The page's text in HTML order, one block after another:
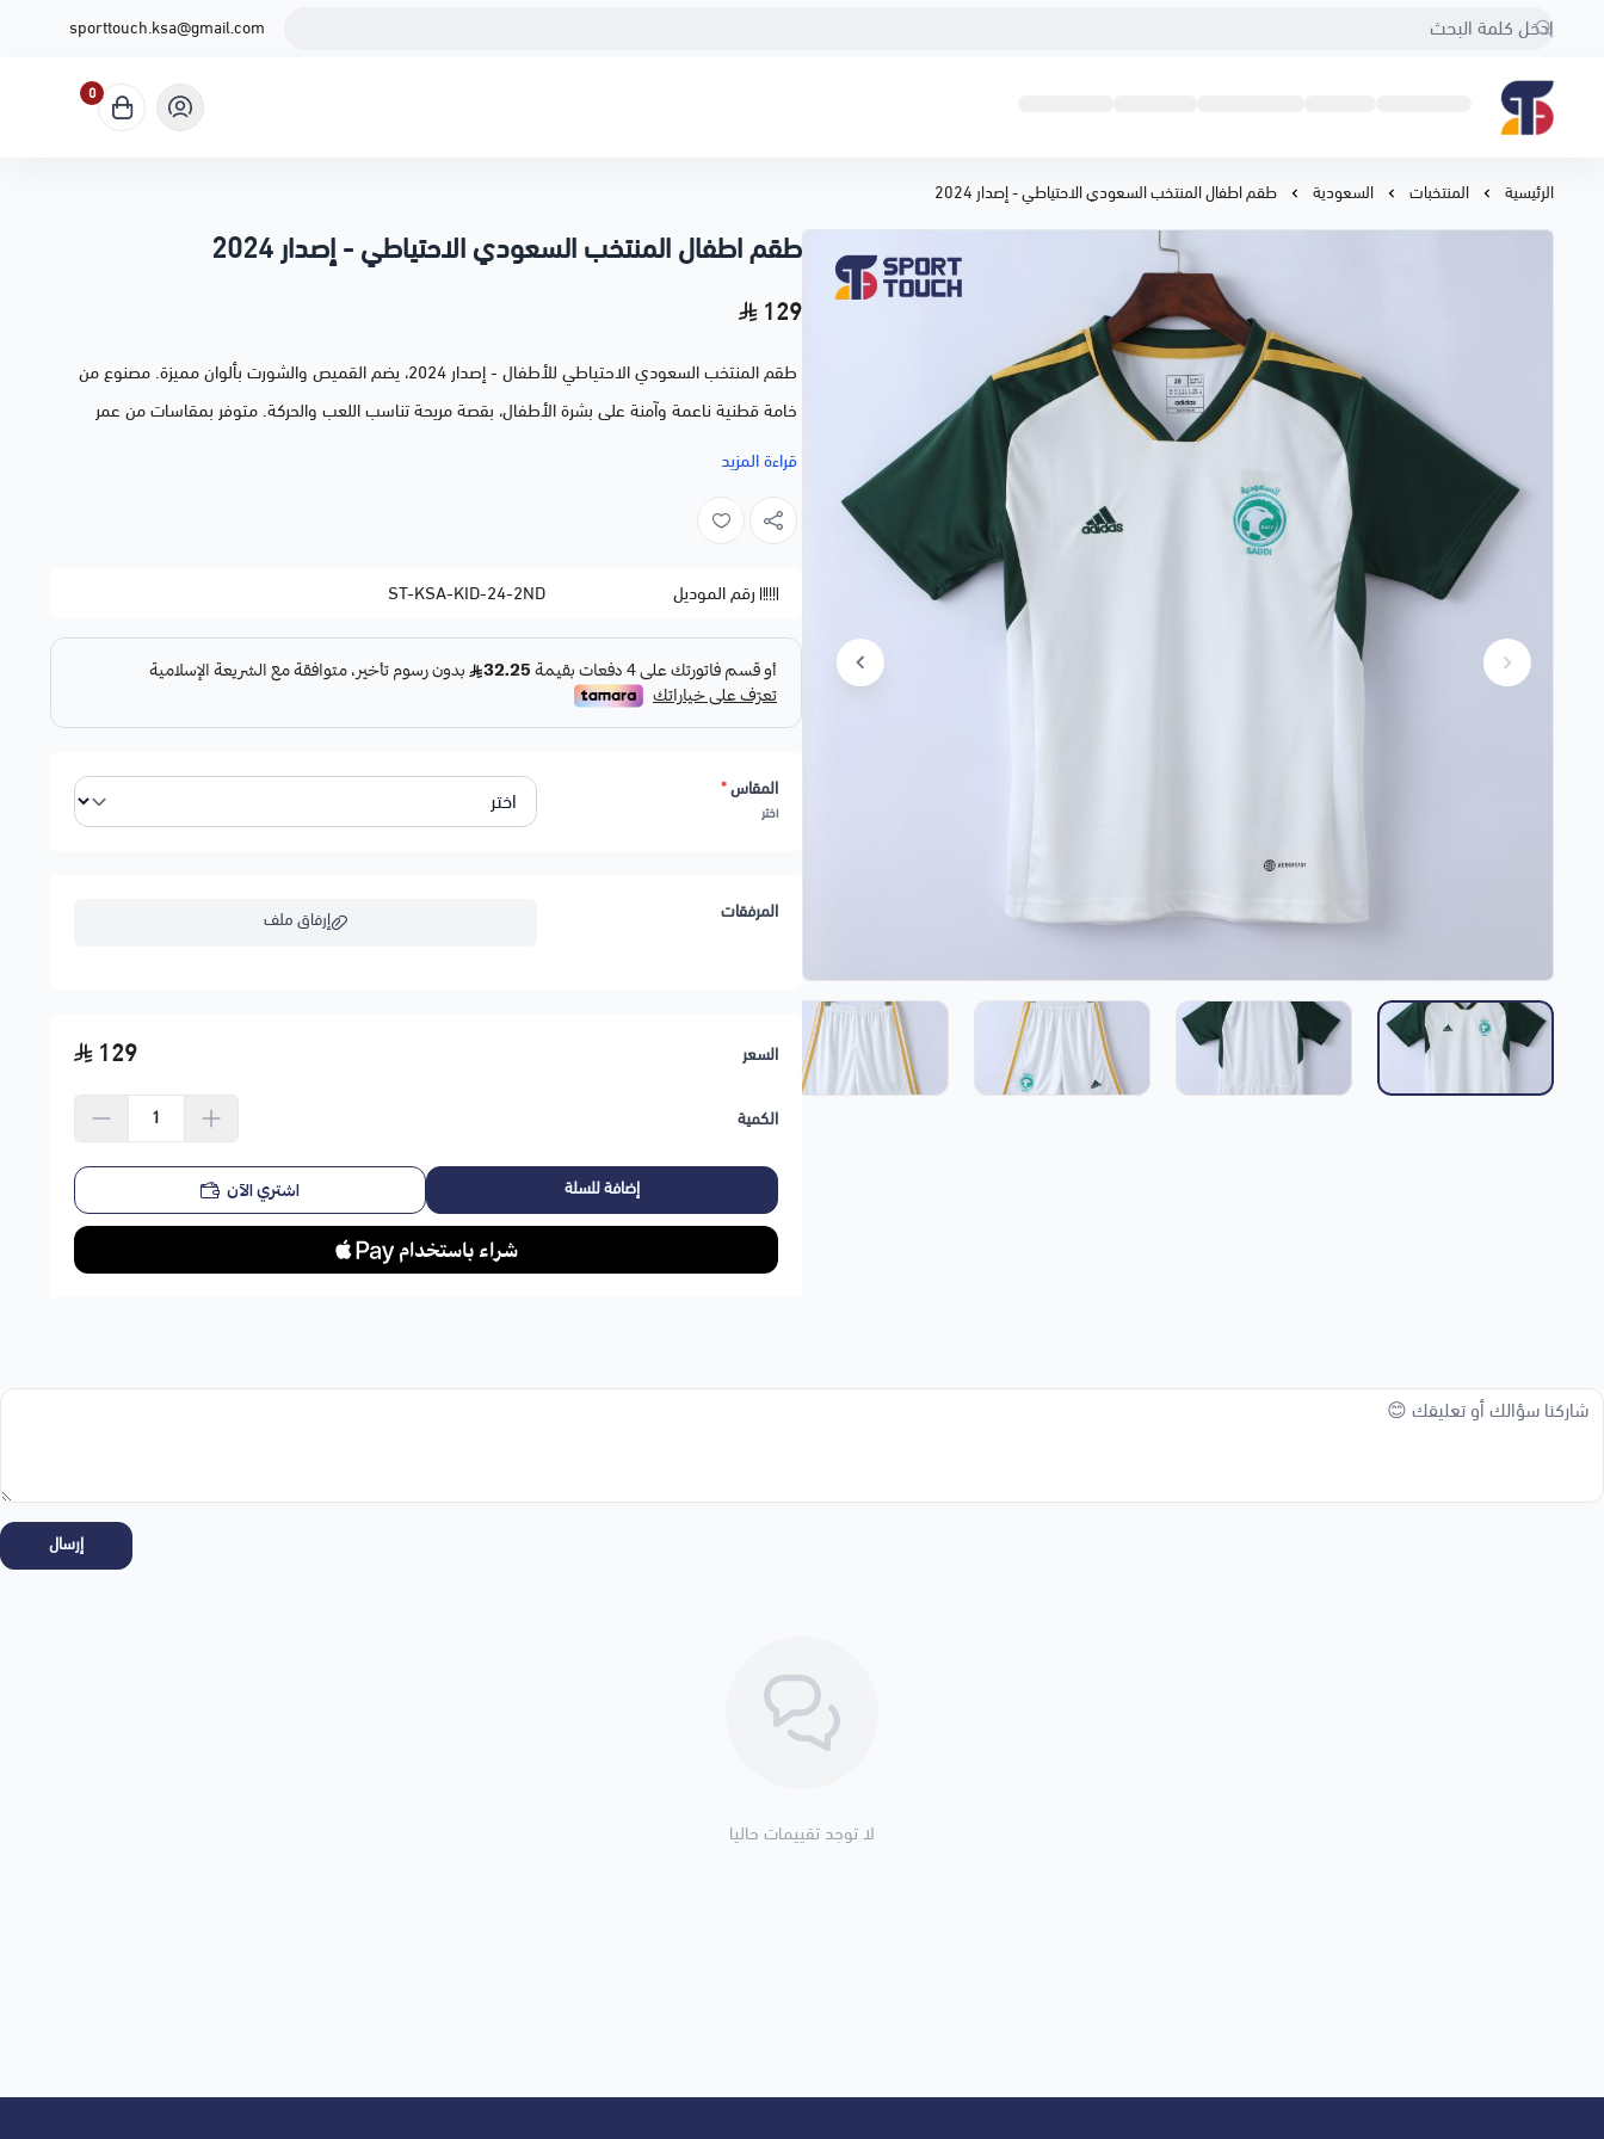
sporttouch.ksa@gmail.com
Sport Touch
0
الرئيسية المنتخبات السعودية طقم اطفال المنتخب السعودي الاحتياطي - إصدار 2024
طقم اطفال المنتخب السعودي الاحتياطي - إصدار 2024
129
طقم المنتخب السعودي الاحتياطي للأطفال - إصدار 2024، يضم القميص والشورت بألوان مميزة. مصنوع من
خامة قطنية ناعمة وآمنة على بشرة الأطفال، بقصة مريحة تناسب اللعب والحركة. متوفر بمقاسات من عمر
سنتين حتى 14 سنة وبسعر اقتصادي. هدية مثالية لكل طفل سعودي يشجّع الصقور الخضر.
لاختيار خدمة الطباعة
قراءة المزيد
رقم الموديل ST-KSA-KID-24-2ND
المقاس*
اختر
المرفقات إرفاق ملف
السعر 129
الكمية
إضافة للسلة اشتري الآن
إرسال
لا توجد تقييمات حاليا